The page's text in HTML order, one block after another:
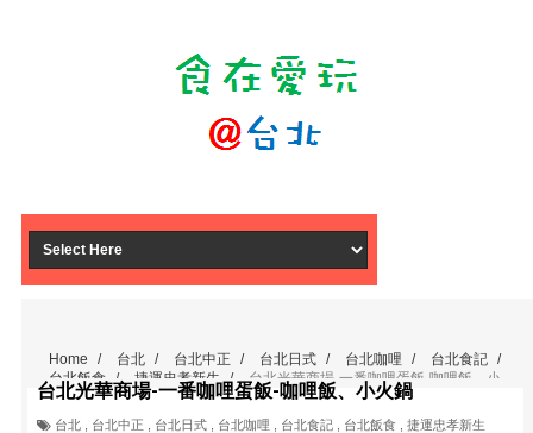
Home / 台北 / 台北中正 / 台北日式 / 台北咖哩 / 台北食記
/
台北飯食 / 捷運忠孝新生 /
台北光華商場-一番咖哩蛋飯-咖哩飯、小
火鍋
台北光華商場-一番咖哩蛋飯-咖哩飯、小火鍋
台北 台北中正 台北日式 台北咖哩 台北食記 台北飯食 捷運忠孝新生